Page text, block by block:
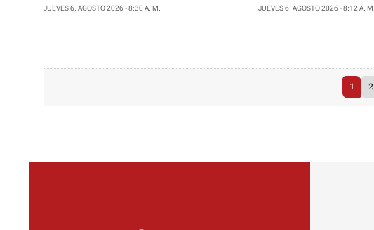
ilegal"
JUEVES 6, AGOSTO 2026 - 8:30 A. M. JUEVES 6, AGOSTO 2026 - 8:12 A. M.
1 2